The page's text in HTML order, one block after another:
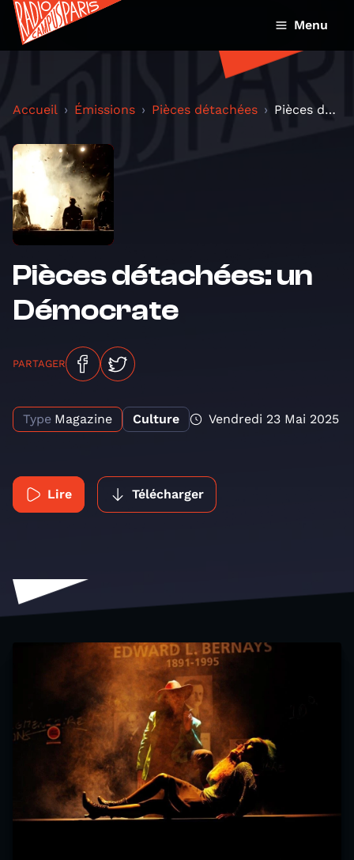
Menu
Accueil Émissions Pièces détachées Pièces détachées: un Démocrate
Pièces détachées: un
Démocrate
PARTAGER
Type Magazine Culture Vendredi 23 Mai 2025
Lire Télécharger